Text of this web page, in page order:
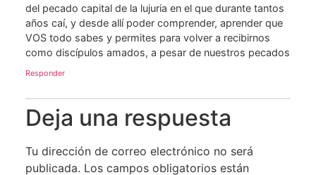
del pecado capital de la lujuria en el que durante tantos
años caí, y desde allí poder comprender, aprender que
VOS todo sabes y permites para volver a recibirnos
como discípulos amados, a pesar de nuestros pecados
Responder
Deja una respuesta
Tu dirección de correo electrónico no será
publicada. Los campos obligatorios están